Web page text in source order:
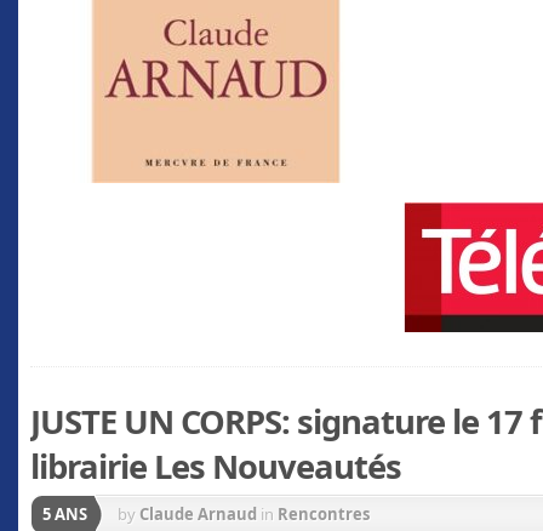
JUSTE UN CORPS: signature le
librairie Les Nouveautés
5 ANS by Claude Arnaud in Rencontres